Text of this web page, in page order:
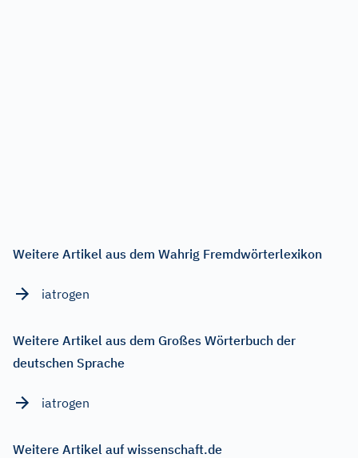
Weitere Artikel aus dem Wahrig Fremdwörterlexikon
iatrogen
Weitere Artikel aus dem Großes Wörterbuch der
deutschen Sprache
iatrogen
Weitere Artikel auf wissenschaft.de